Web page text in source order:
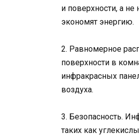
и поверхности, а
экономят энергию.
2. Равномерное
поверхности в
инфракрасных
воздуха.
3. Безопасность.
таких как